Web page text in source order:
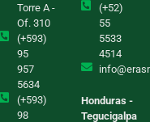
Torre A -
Of. 310
(+593)
95
957
5634
(+593)
98
(+52)
55
5533
4514
Honduras -
Tegucigalpa